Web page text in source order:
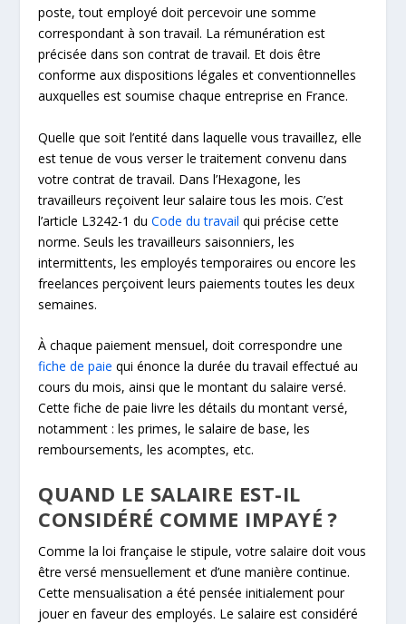
poste, tout employé doit percevoir une somme
correspondant à son travail. La rémunération est
précisée dans son contrat de travail. Et dois être
conforme aux dispositions légales et conventionnelles
auxquelles est soumise chaque entreprise en France.
Quelle que soit l’entité dans laquelle vous travaillez, elle
est tenue de vous verser le traitement convenu dans
votre contrat de travail. Dans l’Hexagone, les
travailleurs reçoivent leur salaire tous les mois. C’est
l’article L3242-1 duCode du travail qui précise cette
norme. Seuls les travailleurs saisonniers, les
intermittents, les employés temporaires ou encore les
freelances perçoivent leurs paiements toutes les deux
semaines.
À chaque paiement mensuel, doit correspondre une
fiche de paie qui énonce la durée du travail effectué au
cours du mois, ainsi que le montant du salaire versé.
Cette fiche de paie livre les détails du montant versé,
notamment : les primes, le salaire de base, les
remboursements, les acomptes, etc.
QUAND LE SALAIRE EST-IL
CONSIDÉRÉ COMME IMPAYÉ ?
Comme la loi française le stipule, votre salaire doit vous
être versé mensuellement et d’une manière continue.
Cette mensualisation a été pensée initialement pour
jouer en faveur des employés. Le salaire est considéré